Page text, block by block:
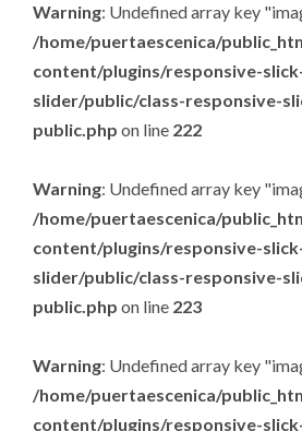
Warning: Undefined array key
/home/puertaescenica/
content/plugins/responsive-
slider/public/class-responsive-
public.php on line 222
Warning: Undefined array key
/home/puertaescenica/
content/plugins/responsive-
slider/public/class-responsive-
public.php on line 223
Warning: Undefined array key
/home/puertaescenica/
content/plugins/responsive-